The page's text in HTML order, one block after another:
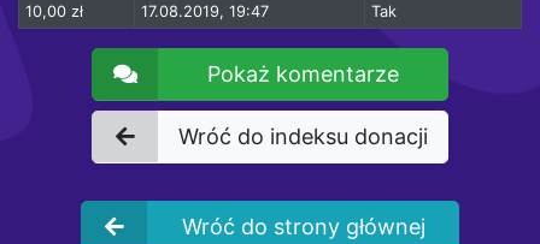
10,00 zł
17.08.2019, 19:47 Tak
Pokaż komentarze
Wróć do indeksu donacji
Wróć do strony głównej